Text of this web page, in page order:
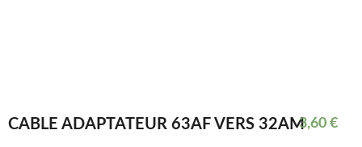
CABLE ADAPTATEUR 63AF VERS 32AM3,60 €